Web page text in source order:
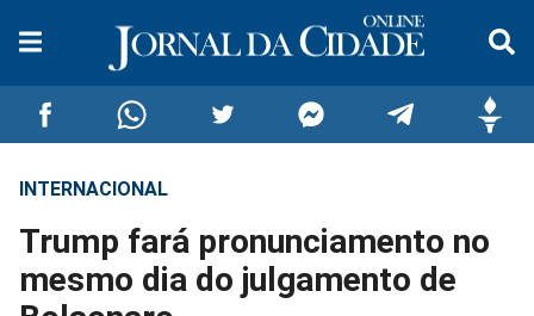
Compartilhar
no
Compartilhar
no
no
no
no
no
INTERNACIONAL
Trump fará pronunciamento no
mesmo dia do julgamento de